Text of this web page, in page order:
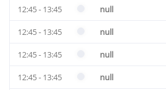
12:45 - 13:45 null
12:45 - 13:45 null
12:45 - 13:45 null
12:45 - 13:45 null